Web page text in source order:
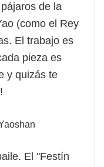
de la
(como el Rey
El trabajo es
pieza es
y quizás te
El "Festín